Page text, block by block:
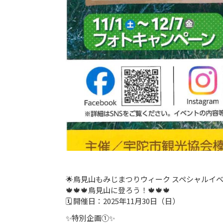
🌟鳥見山もみじまつりウィーク スペシャルイ
🍁🍁🍁鳥見山に登ろう！🍁🍁🍁
🗓 開催日：2025年11月30日（日）
✨特別企画①✨